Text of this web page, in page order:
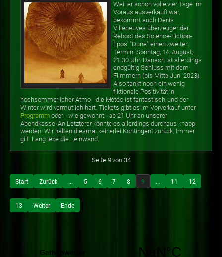
Weil er schon volle vier Tage im
Voraus ausverkauft war,
bekommt auch Denis
Villeneuves überzeugender
Reboot des Science-Fiction-
Epos' "Dune" einen zweiten
Termin: Sonntag, 14. August,
21:30 Uhr. Danach ist allerdings
endgültig Schluss mit dem
Flimmern (bis Mitte Juni 2023).
Also tankt noch ein wenig
fiktionale Positivität in
hochsommerlicher Atmo - die Météo ist fantastisch, und der
Winter wird vermutlich hart. Tickets gibt es im Vorverkauf unter
Programm oder - wie gewohnt - ab 21 Uhr an unserer
Abendkasse. An Letzterer könnte es allerdings durchaus knapp
werden. Wir halten diesmal keinerlei Kontingent zurück. Immer
gilt: Lang lebe die Leinwand.
Seite 9 von 34
Start Zurück ... 5 6 7 8 9 ... 11 12
13 Weiter Ende